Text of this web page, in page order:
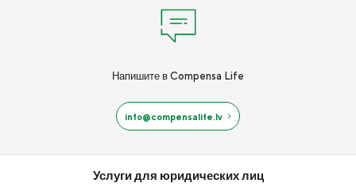
Напишите в Compensa Life
info@compensalife.lv
Услуги для юридических лиц